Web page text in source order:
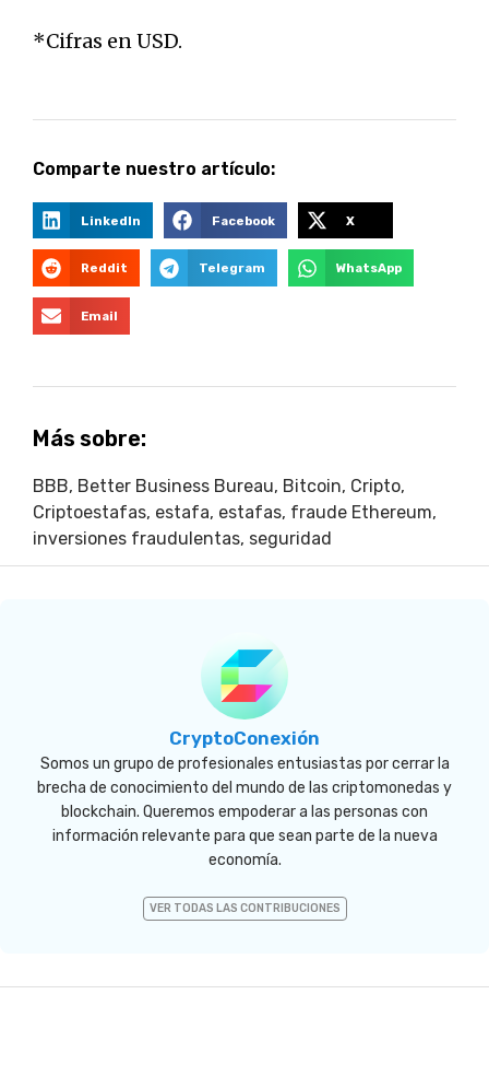
*Cifras en USD.
Comparte nuestro artículo:
LinkedIn Facebook X
Reddit Telegram WhatsApp
Email
Más sobre:
BBB, Better Business Bureau, Bitcoin, Cripto,
Criptoestafas, estafa, estafas, fraude Ethereum,
inversiones fraudulentas, seguridad
CryptoConexión
Somos un grupo de profesionales entusiastas por cerrar la
brecha de conocimiento del mundo de las criptomonedas y
blockchain. Queremos empoderar a las personas con
información relevante para que sean parte de la nueva
economía.
VER TODAS LAS CONTRIBUCIONES